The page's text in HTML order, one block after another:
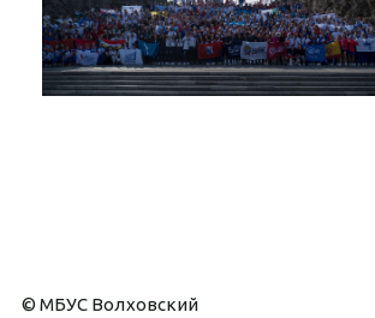
© МБУС Волховский